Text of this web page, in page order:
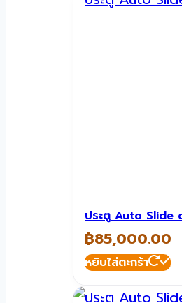
ประตู Auto Slide
฿85,000.00
หยิบใส่ตะกร้า